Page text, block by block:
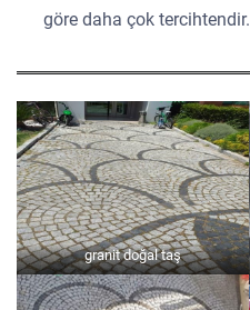
göre daha çok tercihtendir.
granit doğal taş